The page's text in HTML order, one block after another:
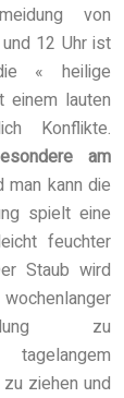
von
12 Uhr ist
« heilige
einem lauten
Konflikte.
am
kann die
spielt eine
feuchter
Staub wird
zu
ziehen und